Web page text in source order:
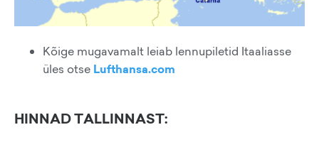
Kõige mugavamalt leiab lennupiletid Itaaliasse
üles otse Lufthansa.com
HINNAD TALLINNAST: